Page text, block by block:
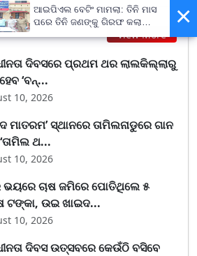
View More
ଦିବସରେ ପ୍ରଥମ ଥର ଲାଲକିଲ୍ଲାରୁ
‘ବନ୍...
10, 2026
ମାତରମ’ ସ୍ଥାନରେ ତାମିଲନାଡୁରେ ଗାନ
ଥ...
10, 2026
ଭୟରେ ଚାଷ ଜମିରେ ପୋତିଥିଲେ ୫
ଟଙ୍କା, ଉଇ ଖାଇଦ...
10, 2026
ଦିବସ ଉତ୍ସବରେ କେଉଁଠି ବସିବେ
×
ଆଇପିଏଲ ବେଟିଂ ମାମଲା: ତିନି ମାସ
ପରେ ତିନି ଜଣଙ୍କୁ ଗିରଫ କଲା
ପୋଲିସ